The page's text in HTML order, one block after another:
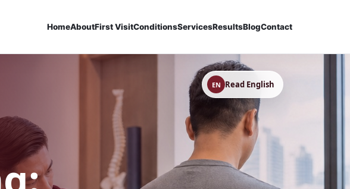
HomeAboutFirst VisitConditionsServicesResultsBlogContact
EN Read English